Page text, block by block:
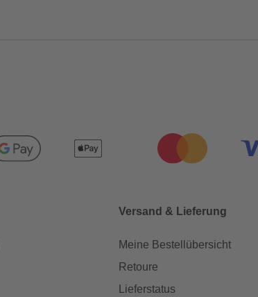
Versand & Lieferung
Meine Bestellübersicht
Retoure
Lieferstatus